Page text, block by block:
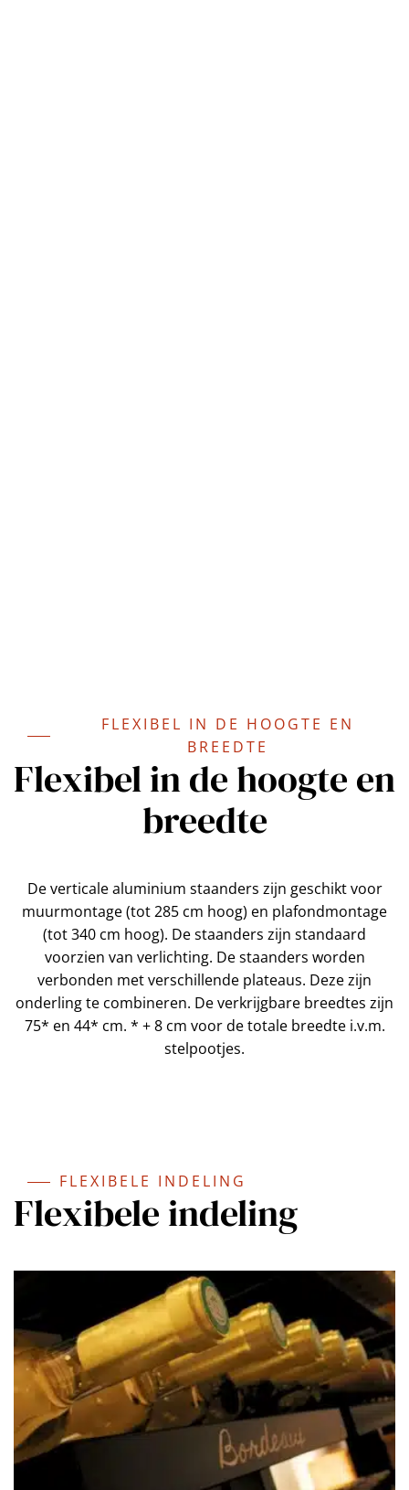
FLEXIBEL IN DE HOOGTE EN
BREEDTE
Flexibel in de hoogte en
breedte
De verticale aluminium staanders zijn geschikt voor
muurmontage (tot 285 cm hoog) en plafondmontage
(tot 340 cm hoog). De staanders zijn standaard
voorzien van verlichting. De staanders worden
verbonden met verschillende plateaus. Deze zijn
onderling te combineren. De verkrijgbare breedtes zijn
75* en 44* cm. * + 8 cm voor de totale breedte i.v.m.
stelpootjes.
FLEXIBELE INDELING
Flexibele indeling